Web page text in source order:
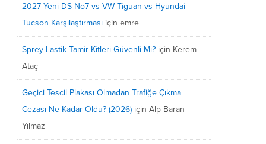
2027 Yeni DS No7 vs VW Tiguan vs Hyundai
Tucson Karşılaştırması için emre
Sprey Lastik Tamir Kitleri Güvenli Mi? için Kerem
Ataç
Geçici Tescil Plakası Olmadan Trafiğe Çıkma
Cezası Ne Kadar Oldu? (2026) için Alp Baran
Yılmaz